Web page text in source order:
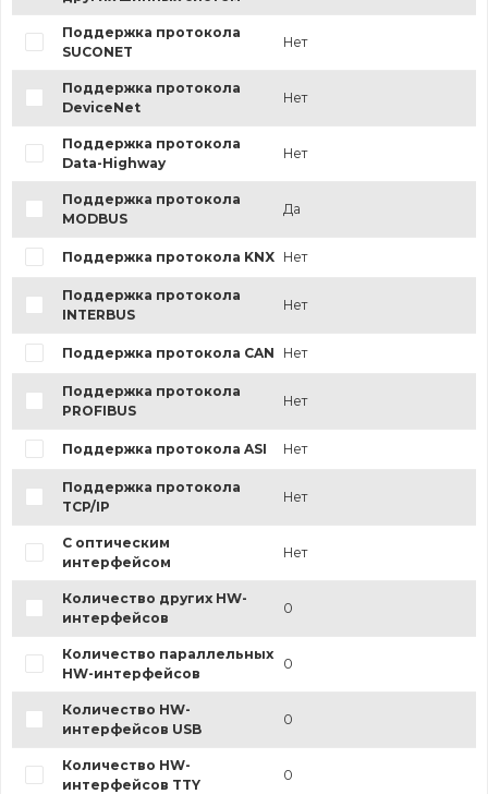
Поддержка протокола
SUCONET
Нет
Поддержка протокола
DeviceNet
Нет
Поддержка протокола
Data-Highway
Нет
Поддержка протокола
MODBUS
Да
Поддержка протокола KNX Нет
Поддержка протокола
INTERBUS
Нет
Поддержка протокола CAN Нет
Поддержка протокола
PROFIBUS
Нет
Поддержка протокола ASI Нет
Поддержка протокола
TCP/IP
Нет
С оптическим
интерфейсом
Нет
Количество других HW-
интерфейсов
0
Количество параллельных
HW-интерфейсов
0
Количество HW-
интерфейсов USB
0
Количество HW-
интерфейсов TTY
0